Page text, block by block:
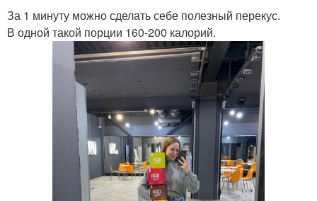
За 1 минуту можно сделать себе полезный перекус.
В одной такой порции 160-200 калорий.